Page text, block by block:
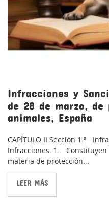
Infracciones y
de 28 de marzo, de
animales, España
CAPÍTULO II Sección 1.ª
Infracciones. 1.
materia de protección...
LEER MÁS